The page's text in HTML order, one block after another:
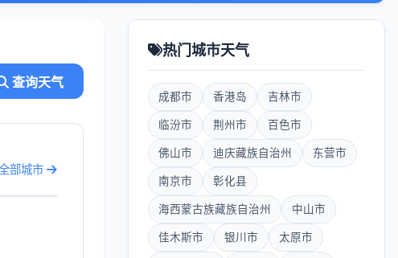
查询天气
部城市
热门城市天气
成都市 香港岛 吉林市
临汾市 荆州市 百色市
佛山市 迪庆藏族自治州 东营市
南京市 彰化县
海西蒙古族藏族自治州 中山市
佳木斯市 银川市 太原市